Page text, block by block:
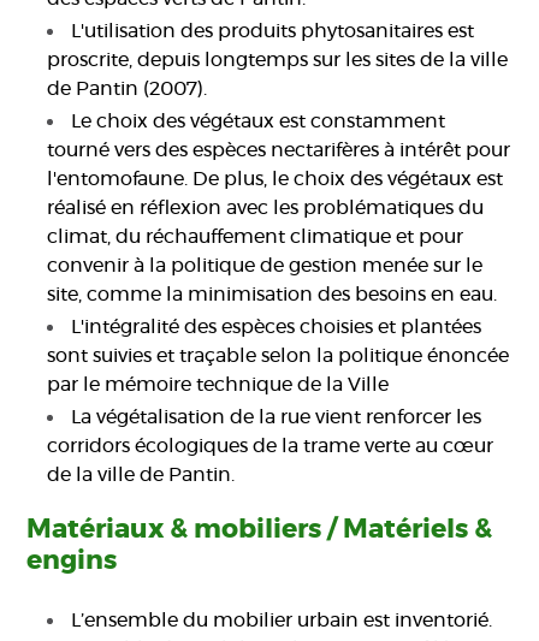
L'utilisation des produits phytosanitaires est
proscrite, depuis longtemps sur les sites de la ville
de Pantin (2007).
Le choix des végétaux est constamment
tourné vers des espèces nectarifères à intérêt pour
l'entomofaune. De plus, le choix des végétaux est
réalisé en réflexion avec les problématiques du
climat, du réchauffement climatique et pour
convenir à la politique de gestion menée sur le
site, comme la minimisation des besoins en eau.
L'intégralité des espèces choisies et plantées
sont suivies et traçable selon la politique énoncée
par le mémoire technique de la Ville
La végétalisation de la rue vient renforcer les
corridors écologiques de la trame verte au cœur
de la ville de Pantin.
Matériaux & mobiliers / Matériels &
engins
L’ensemble du mobilier urbain est inventorié.